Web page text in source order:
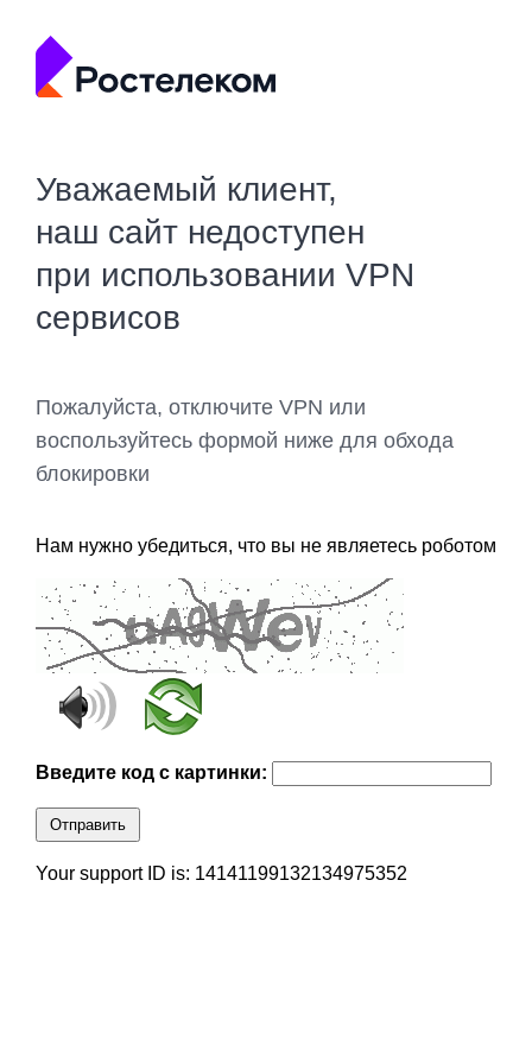
Уважаемый клиент,
наш сайт недоступен
при использовании VPN
сервисов
Пожалуйста, отключите VPN или
воспользуйтесь формой ниже для обхода
блокировки
Нам нужно убедиться, что вы не являетесь роботом
Введите код с картинки:
Отправить
Your support ID is: 14141199132134975352